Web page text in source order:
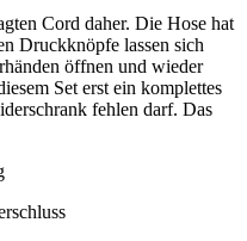
Cord daher. Die Hose hat
Druckknöpfe lassen sich
öffnen und wieder
Set erst ein komplettes
fehlen darf. Das